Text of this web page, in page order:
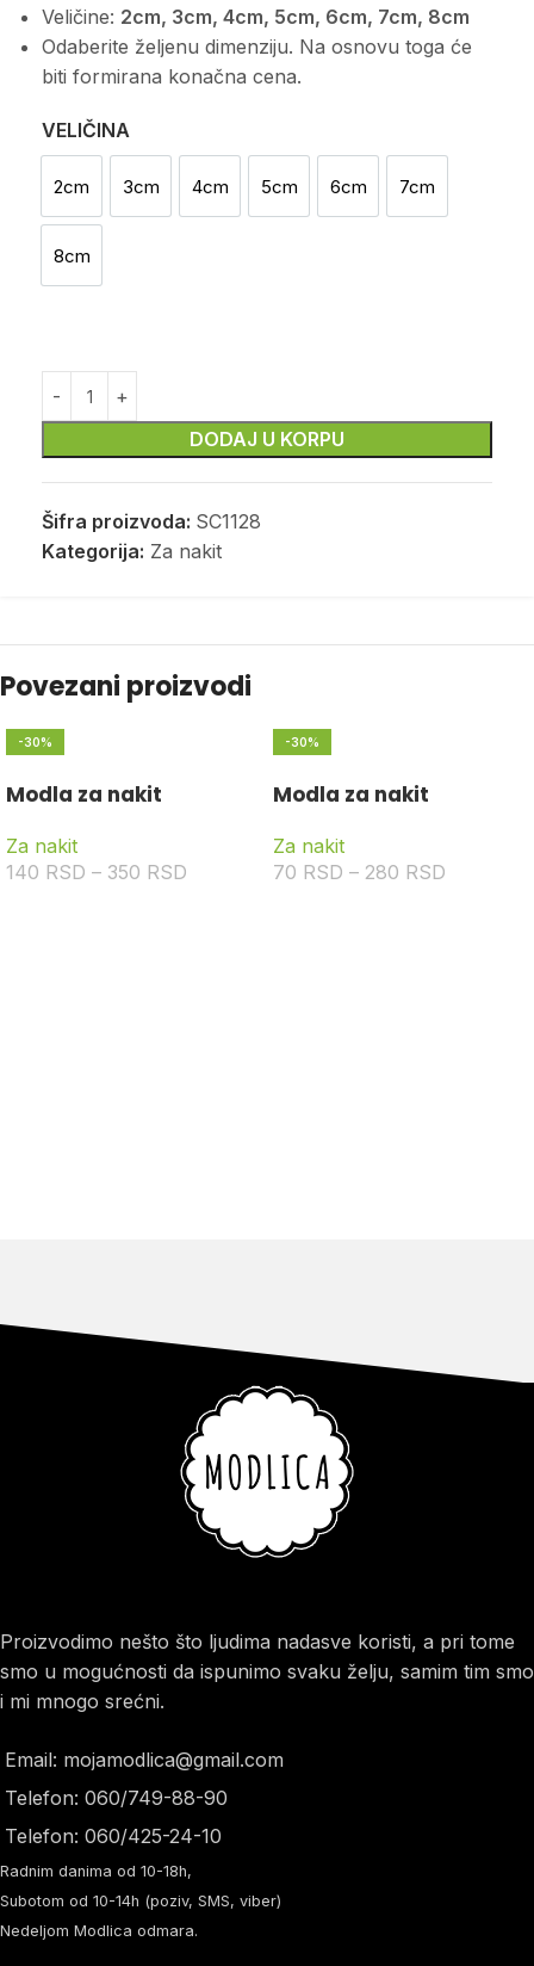
Veličine: 2cm, 3cm, 4cm, 5cm, 6cm, 7cm, 8cm
Odaberite željenu dimenziju. Na osnovu toga će
biti formirana konačna cena.
VELIČINA
2cm
2cm 3cm
3cm 4cm
4cm 5cm
5cm 6cm
6cm 7cm
7cm
8cm
8cm
DODAJ U KORPU
Šifra proizvoda: SC1128
Kategorija: Za nakit
Povezani proizvodi
-30%
Modla za nakit
Za nakit
140 RSD – 350 RSD
-30%
Modla za nakit
Za nakit
70 RSD – 280 RSD
Proizvodimo nešto što ljudima nadasve koristi, a pri tome
smo u mogućnosti da ispunimo svaku želju, samim tim smo
i mi mnogo srećni.
Email: mojamodlica@gmail.com
Telefon: 060/749-88-90
Telefon: 060/425-24-10
Radnim danima od 10-18h,
Subotom od 10-14h (poziv, SMS, viber)
Nedeljom Modlica odmara.